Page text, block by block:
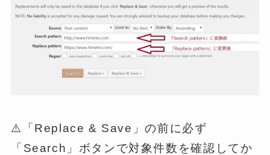
⚠️「Replace & Save」の前に必ず
「Search」ボタンで対象件数を確認してか